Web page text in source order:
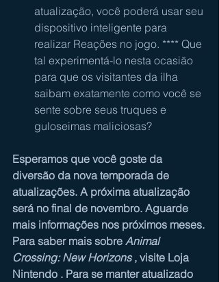
atualização, você poderá usar seu
dispositivo inteligente para
realizar Reações no jogo. **** Que
tal experimentá-lo nesta ocasião
para que os visitantes da ilha
saibam exatamente como você se
sente sobre seus truques e
guloseimas maliciosas?
Esperamos que você goste da
diversão da nova temporada de
atualizações. A próxima atualização
será no final de novembro. Aguarde
mais informações nos próximos meses.
Para saber mais sobre Animal
Crossing: New Horizons , visite Loja
Nintendo . Para se manter atualizado